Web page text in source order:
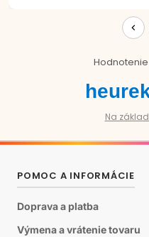
Na
POMOC A INFORMÁCIE
Doprava a platba
Výmena a vrátenie tovaru